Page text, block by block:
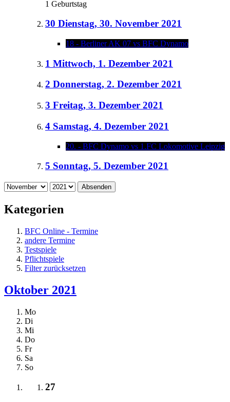
1 Geburtstag
30 Dienstag, 30. November 2021
18 - Berliner AK 07 vs BFC Dynamo
1 Mittwoch, 1. Dezember 2021
2 Donnerstag, 2. Dezember 2021
3 Freitag, 3. Dezember 2021
4 Samstag, 4. Dezember 2021
20. - BFC Dynamo vs 1.FC Lokomotive Leipzig
5 Sonntag, 5. Dezember 2021
Absenden
Kategorien
BFC Online - Termine
andere Termine
Testspiele
Pflichtspiele
Filter zurücksetzen
Oktober 2021
Mo
Di
Mi
Do
Fr
Sa
So
27